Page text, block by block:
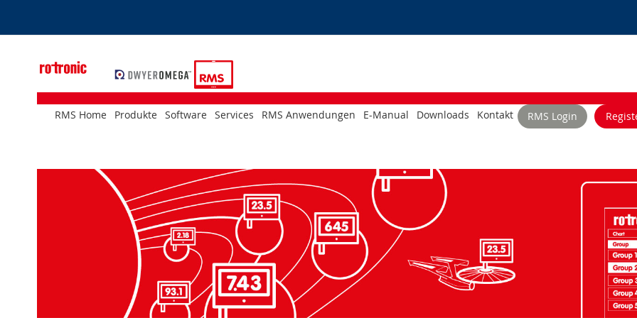
RMS Home Produkte Software Services RMS Anwendungen E-Manual Downloads Kontakt RMS Login